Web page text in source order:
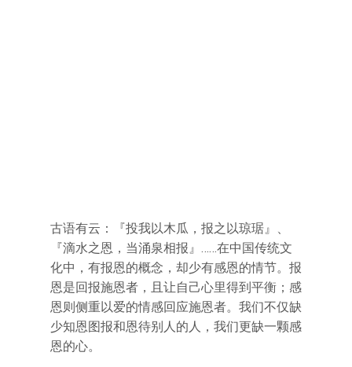
古语有云：『投我以木瓜，报之以琼琚』、
『滴水之恩，当涌泉相报』……在中国传统文
化中，有报恩的概念，却少有感恩的情节。报
恩是回报施恩者，且让自己心里得到平衡；感
恩则侧重以爱的情感回应施恩者。我们不仅缺
少知恩图报和恩待别人的人，我们更缺一颗感
恩的心。